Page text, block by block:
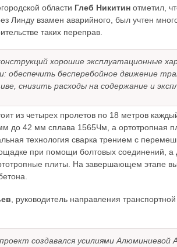
области Глеб Никитин отметил,
Линду взамен аварийного, был учтен
таких переправ.
хорошие эксплуатационные
обеспечить бесперебойное движение
снизить расходы на содержание и
из четырех пролетов по 18 метров
до 42 мм сплава 1565Чм, а ортотропная
технология сварка трением с
при помощи болтовых соединений,
плиты. На завершающем этапе
, руководитель направления
создавался усилиями Алюминиевой